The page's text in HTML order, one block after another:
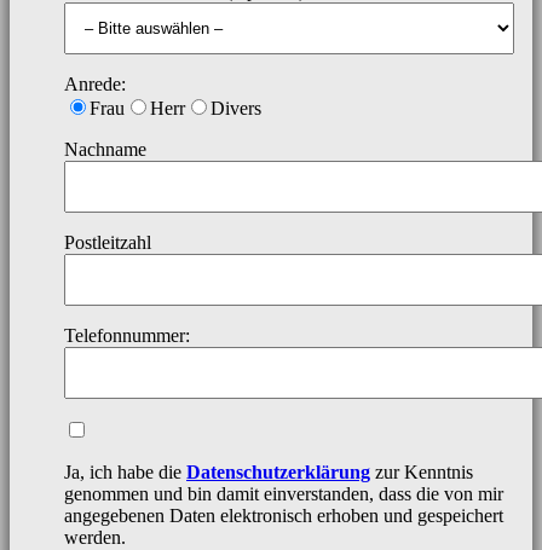
Anrede:
Frau
Herr
Divers
Nachname
Postleitzahl
Telefonnummer:
Ja, ich habe die Datenschutzerklärung zur Kenntnis
genommen und bin damit einverstanden, dass die von mir
angegebenen Daten elektronisch erhoben und gespeichert
werden.